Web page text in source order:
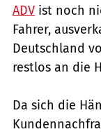
ADV ist noch
Fahrer,
Deutschland
restlos an die
Da sich die